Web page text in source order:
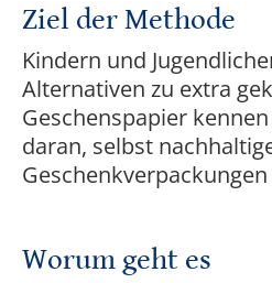
Ziel der Methode
Kindern und
Alternativen zu extra
Geschenspapier
daran, selbst
Worum geht es